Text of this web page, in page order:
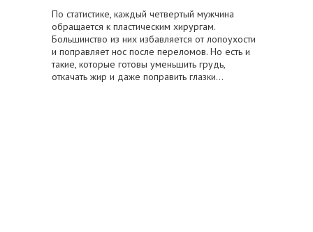
По статистике, каждый четвертый мужчина
обращается к пластическим хирургам.
Большинство из них избавляется от лопоухости
и поправляет нос после переломов. Но есть и
такие, которые готовы уменьшить грудь,
откачать жир и даже поправить глазки...